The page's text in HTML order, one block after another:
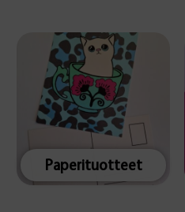
Paperituotteet